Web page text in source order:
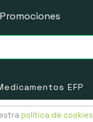
Promociones
EFP
política de cookies